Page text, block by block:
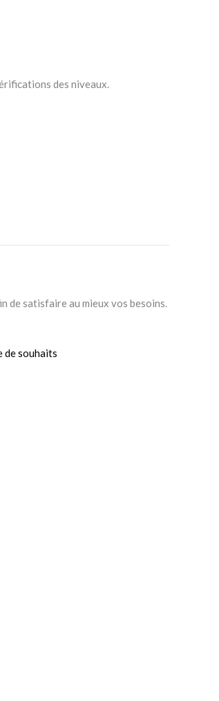
des niveaux.
de satisfaire au mieux vos besoins.
de souhaits